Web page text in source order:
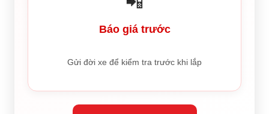
Báo giá trước
Gửi đời xe để kiểm tra trước khi lắp